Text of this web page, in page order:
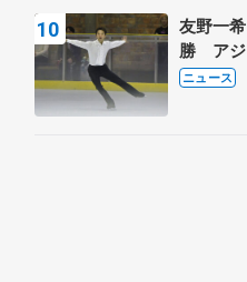
友野一
勝 アジ
フィー
ニュース